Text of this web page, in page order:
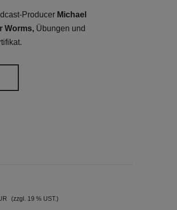
Producer Michael
Worms, Übungen und
(zzgl. 19 % UST.)